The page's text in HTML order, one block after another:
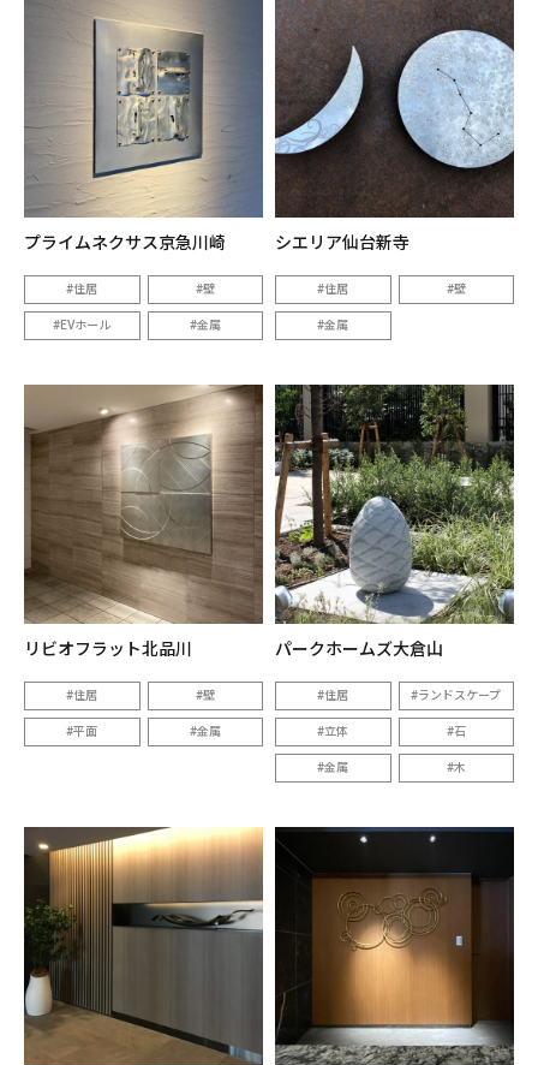
プライムネクサス京急川崎
住居 壁
EVホール 金属
シエリア仙台新寺
住居 壁
金属
リビオフラット北品川
住居 壁
平面 金属
パークホームズ大倉山
住居 ランドスケープ
立体 石
金属 木